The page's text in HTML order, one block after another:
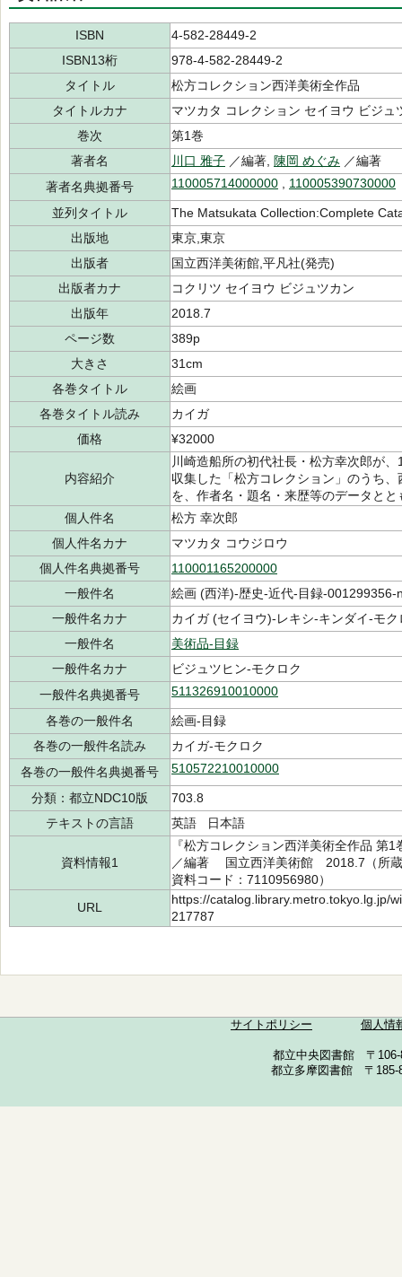
ISBN
4-582-28449-2
ISBN13桁
978-4-582-28449-2
タイトル
松方コレクション西洋美術全作品
タイトルカナ
マツカタ コレクション セイヨウ ビジュ
巻次
第1巻
著者名
川口 雅子 ／編著, 陳岡 めぐみ ／編著
著者名典拠番号
110005714000000 110005390730000
並列タイトル
The Matsukata Collection:Complete
出版地
東京,東京
出版者
国立西洋美術館,平凡社(発売)
出版者カナ
コクリツ セイヨウ ビジュツカン
出版年
2018.7
ページ数
389p
大きさ
31cm
各巻タイトル
絵画
各巻タイトル読み
カイガ
価格
¥32000
内容紹介
川崎造船所の初代社長・松方幸次郎が
収集した「松方コレクション」のうち
を、作者名・題名・来歴等のデータとと
個人件名
松方 幸次郎
個人件名カナ
マツカタ コウジロウ
個人件名典拠番号
110001165200000
一般件名
絵画 (西洋)-歴史-近代-目録-001299356-
一般件名カナ
カイガ (セイヨウ)-レキシ-キンダイ-モ
一般件名
美術品-目録
一般件名カナ
ビジュツヒン-モクロク
一般件名典拠番号
511326910010000
各巻の一般件名
絵画-目録
各巻の一般件名読み
カイガ-モクロク
各巻の一般件名典拠番号
510572210010000
分類：都立NDC10版
703.8
テキストの言語
英語 日本語
資料情報1
『松方コレクション西洋美術全作品
／編著 国立西洋美術館 2018.7（所
資料コード：7110956980）
URL
https://catalog.library.metro.tokyo.lg.jp/
217787
サイトポリシー 個人情
都立中央図書館 〒
都立多摩図書館 〒185-